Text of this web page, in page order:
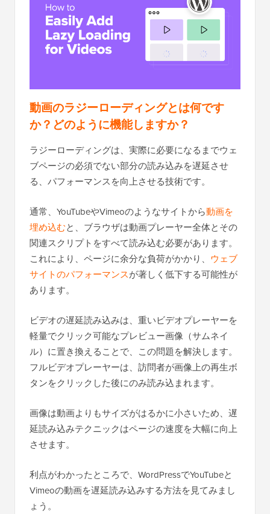
動画のラジーローディングとは何です
か？どのように機能しますか？
ラジーローディングは、実際​​に必要になるまでウェ
ブページの必須でない部分の読み込みを遅延させ
る、パフォーマンスを向上させる技術です。
通常、YouTubeやVimeoのようなサイトから動画を
埋め込むと、ブラウザは動画プレーヤー全体とその
関連スクリプトをすべて読み込む必要があります。
これにより、ページに余分な負荷がかかり、 ウェブ
サイトのパフォーマンスが著しく低下する可能性が
あります。
ビデオの遅延読み込みは、重いビデオプレーヤーを
軽量でクリック可能なプレビュー画像（サムネイ
ル）に置き換えることで、この問題を解決します。
フルビデオプレーヤーは、訪問者が画像上の再生ボ
タンをクリックした後にのみ読み込まれます。
画像は動画よりもサイズがはるかに小さいため、遅
延読み込みテクニックはページの速度を大幅に向上
させます。
利点がわかったところで、WordPressでYouTubeと
Vimeoの動画を遅延読み込みする方法を見てみまし
ょう。